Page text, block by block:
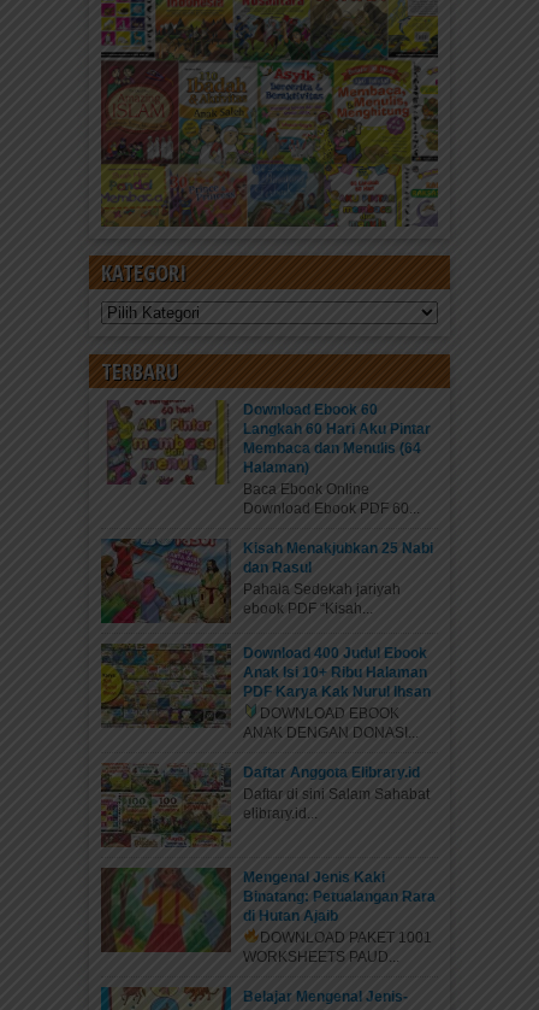
KATEGORI
Kategori
TERBARU
Download Ebook 60
Langkah 60 Hari Aku Pintar
Membaca dan Menulis (64
Halaman)
Baca Ebook Online
Download Ebook PDF 60...
Kisah Menakjubkan 25 Nabi
dan Rasul
Pahala Sedekah jariyah
ebook PDF “Kisah...
Download 400 Judul Ebook
Anak Isi 10+ Ribu Halaman
PDF Karya Kak Nurul Ihsan
DOWNLOAD EBOOK
ANAK DENGAN DONASI...
Daftar Anggota Elibrary.id
Daftar di sini Salam Sahabat
elibrary.id...
Mengenal Jenis Kaki
Binatang: Petualangan Rara
di Hutan Ajaib
DOWNLOAD PAKET 1001
WORKSHEETS PAUD...
Belajar Mengenal Jenis-